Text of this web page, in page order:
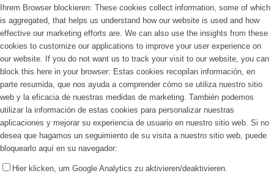
Ihrem Browser blockieren: These cookies collect information, some of which
is aggregated, that helps us understand how our website is used and how
effective our marketing efforts are. We can also use the insights from these
cookies to customize our applications to improve your user experience on
our website. If you do not want us to track your visit to our website, you can
block this here in your browser: Estas cookies recopilan información, en
parte resumida, que nos ayuda a comprender cómo se utiliza nuestro sitio
web y la eficacia de nuestras medidas de marketing. También podemos
utilizar la información de estas cookies para personalizar nuestras
aplicaciones y mejorar su experiencia de usuario en nuestro sitio web. Si no
desea que hagamos un seguimiento de su visita a nuestro sitio web, puede
bloquearlo aquí en su navegador:
Hier klicken, um Google Analytics zu aktivieren/deaktivieren.